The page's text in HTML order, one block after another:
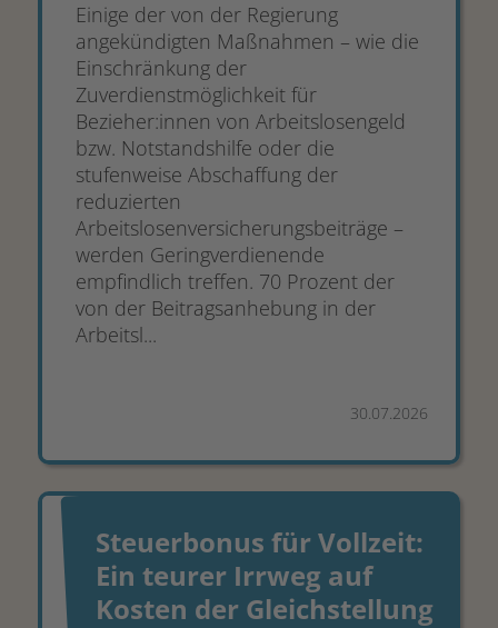
Einige der von der Regierung
angekündigten Maßnahmen – wie die
Einschränkung der
Zuverdienstmöglichkeit für
Bezieher:innen von Arbeitslosengeld
bzw. Notstandshilfe oder die
stufenweise Abschaffung der
reduzierten
Arbeitslosenversicherungsbeiträge –
werden Geringverdienende
empfindlich treffen. 70 Prozent der
von der Beitragsanhebung in der
Arbeitsl...
30.07.2026
Steuerbonus für Vollzeit:
Ein teurer Irrweg auf
Kosten der Gleichstellung